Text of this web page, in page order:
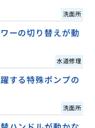
洗面所
ーの切り替えが動
水道修理
する特殊ポンプの
洗面所